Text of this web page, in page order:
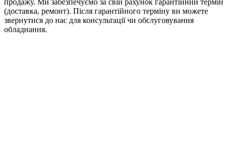
продажу. Ми забезпечуємо за свій рахунок гарантійний термін
(доставка, ремонт). Після гарантійного терміну ви можете
звернутися до нас для консультації чи обслуговування
обладнання.